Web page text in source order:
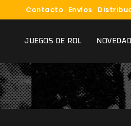
Contacto Envíos
JUEGOS DE ROL